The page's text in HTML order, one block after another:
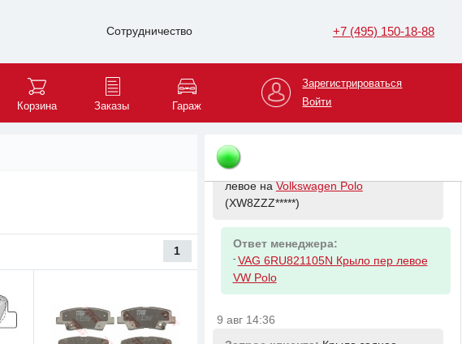
Сотрудничество +7 (495) 150-18-88
Корзина Заказы Гараж
Зарегистрироваться
Войти
1
-
задний Tiguan 2, Passat B8, Superb 3,
Audi Q3
9 авг 14:36
Запрос клиента:
левое на Volkswagen Polo
(XW8ZZZ*****)
Ответ менеджера:
- VAG 6RU821105N Крыло пер левое
VW Polo
9 авг 14:36